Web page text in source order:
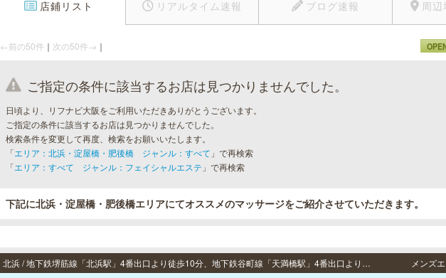
店鋪リスト リアルタイム速報 ブログ速報 周
←前の50件 ｜ 次の50件→ ｜
ご指定の条件に該当するお店は見つかりませんでした。
日頃より、リフナビ大阪をご利用いただきありがとうございます。
ご指定の条件に該当するお店は見つかりませんでした。
検索条件を変更して再度、検索をお願いいたします。
「エリア：北浜・淀屋橋・肥後橋 ジャンル：すべて 」で再検索
「エリア：すべて ジャンル：フェイシャルエステ 」で再検索
下記に北浜・淀屋橋・肥後橋エリアにてオススメのマッサージをご紹介させていただきます。
北浜 / 地下鉄堺筋線「北浜駅」4番出口より徒歩10分、地下鉄谷町線「天満橋駅」4番出口より徒歩10分 メンズ